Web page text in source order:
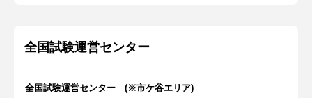
全国試験運営センター
全国試験運営センター (※市ケ谷エリア)